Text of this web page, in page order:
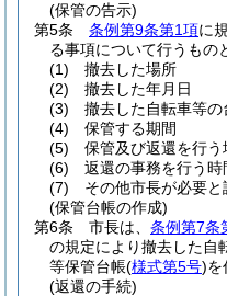
(保管の告示)
第5条
条例第9条第1項に
る事項について行うもの
(1)
撤去した場所
(2)
撤去した年月日
(3)
撤去した自転車等の
(4)
保管する期間
(5)
保管及び返還を行う
(6)
返還の事務を行う時
(7)
その他市長が必要
(保管台帳の作成)
第6条
市長は、 条例第7条
の規定により撤去した自
等保管台帳(様式第5号)を
(返還の手続)